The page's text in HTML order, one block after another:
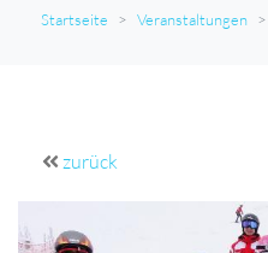
Startseite Veranstaltungen
zurück